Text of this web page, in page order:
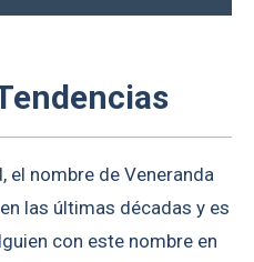
el nombre de Veneranda
las últimas décadas y es
con este nombre en